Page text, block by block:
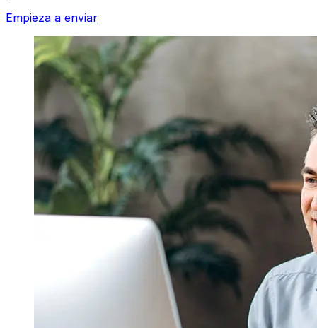
Empieza a enviar